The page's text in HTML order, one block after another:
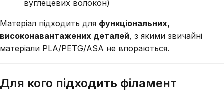
вуглецевих волокон)
Матеріал підходить для функціональних,
високонавантажених деталей, з якими звичайні
матеріали PLA/PETG/ASA не впораються.
Для кого підходить філамент